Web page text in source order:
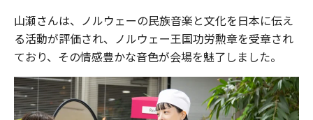
山瀬さんは、ノルウェーの民族音楽と文化を日本に伝え
る活動が評価され、ノルウェー王国功労勲章を受章され
ており、その情感豊かな音色が会場を魅了しました。